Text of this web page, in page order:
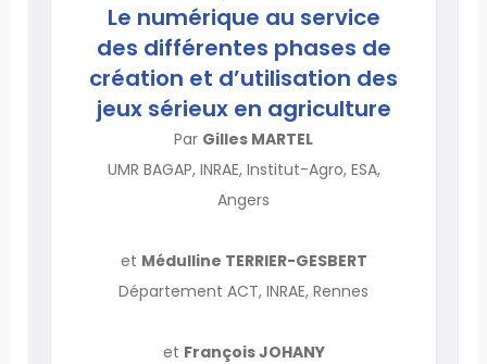
Le numérique au service
des différentes phases de
création et d’utilisation des
jeux sérieux en agriculture
Par Gilles MARTEL
UMR BAGAP, INRAE, Institut-Agro, ESA,
Angers
et Médulline TERRIER-GESBERT
Département ACT, INRAE, Rennes
et François JOHANY